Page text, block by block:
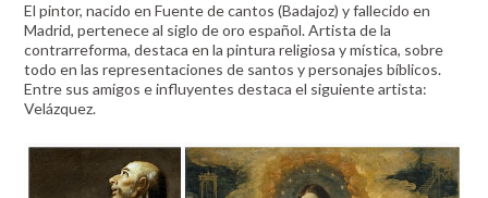
El pintor, nacido en Fuente de cantos (Badajoz) y fallecido en
Madrid, pertenece al siglo de oro español. Artista de la
contrarreforma, destaca en la pintura religiosa y mística, sobre
todo en las representaciones de santos y personajes bíblicos.
Entre sus amigos e influyentes destaca el siguiente artista:
Velázquez.